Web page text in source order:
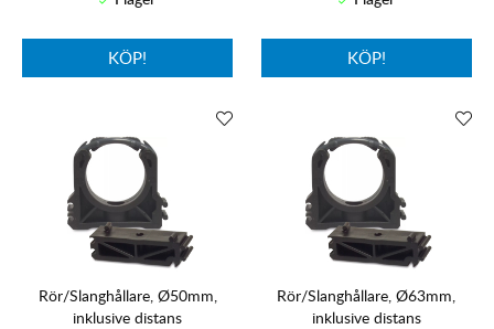
KÖP! KÖP!
Rör/Slanghållare, Ø50mm,
inklusive distans
Rör/Slanghållare, Ø63mm,
inklusive distans